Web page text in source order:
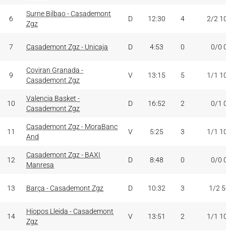
6
Surne Bilbao - Casademont
Zgz
D 12:30 4 2/2
7 Casademont Zgz - Unicaja D 4:53 0 0/0
9
Coviran Granada -
Casademont Zgz
V 13:15 5 1/1
10
Valencia Basket -
Casademont Zgz
D 16:52 2 0/1
11
Casademont Zgz - MoraBanc
And
V 5:25 3 1/1
12
Casademont Zgz - BAXI
Manresa
D 8:48 0 0/0
13 Barça - Casademont Zgz D 10:32 3 1/2
14
Hiopos Lleida - Casademont
Zgz
V 13:51 2 1/1